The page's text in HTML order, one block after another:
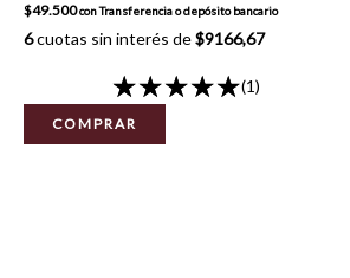
$49.500conTransferencia o depósito bancario
6cuotas sin interés de$9166,67
(1)
COMPRAR